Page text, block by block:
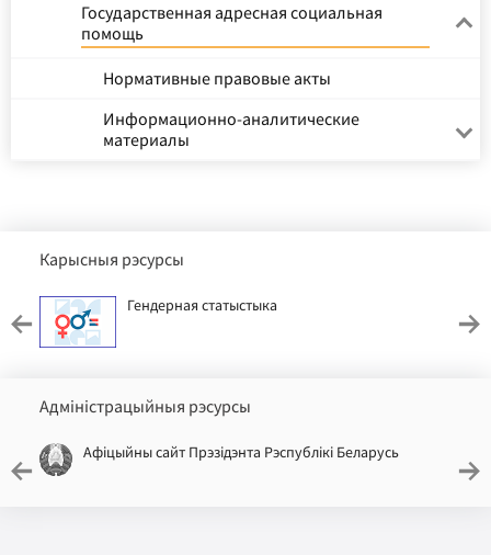
Государственная адресная социальная
помощь
Нормативные правовые акты
Информационно-аналитические
материалы
Карысныя рэсурсы
Гендерная статыстыка
Адміністрацыйныя рэсурсы
Афіцыйны сайт Прэзідэнта Рэспублікі Беларусь